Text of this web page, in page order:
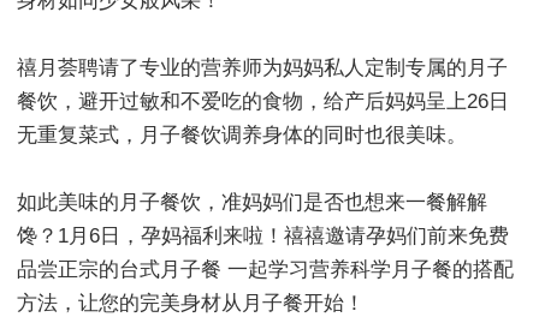
禧月荟聘请了专业的营养师为妈妈私人定制专属的月子
餐饮，避开过敏和不爱吃的食物，给产后妈妈呈上26日
无重复菜式，月子餐饮调养身体的同时也很美味。
如此美味的月子餐饮，准妈妈们是否也想来一餐解解
馋？1月6日，孕妈福利来啦！禧禧邀请孕妈们前来免费
品尝正宗的台式月子餐 一起学习营养科学月子餐的搭配
方法，让您的完美身材从月子餐开始！